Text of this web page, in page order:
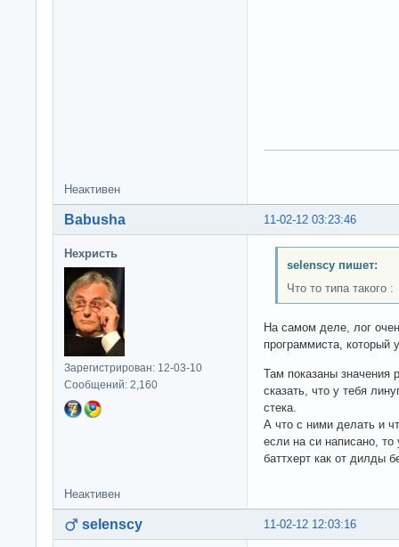
Неактивен
11-02-12 03:23:46
Babusha
Нехристь
Зарегистрирован: 12-03-10
Сообщений: 2,160
selenscy пишет:
Что то типа такого :
На самом деле, лог
программиста, который
Там показаны значения
сказать, что у тебя
стека.
А что с ними делать и
если на си написано, то
баттхерт как от дилды
Неактивен
11-02-12 12:03:16
selenscy